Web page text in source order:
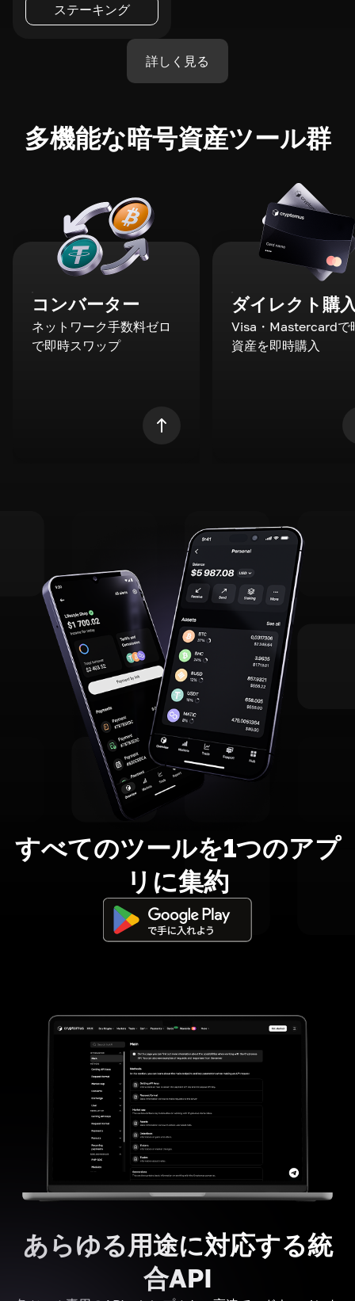
ステーキング
詳しく見る
多機能な暗号資産ツール群
コンバーター
ネットワーク手数料ゼロ
で即時スワップ
ダイレクト購
Visa・Mastercardで
資産を即時購入
すべてのツールを1つのアプ
リに集約
あらゆる用途に対応する統
合API